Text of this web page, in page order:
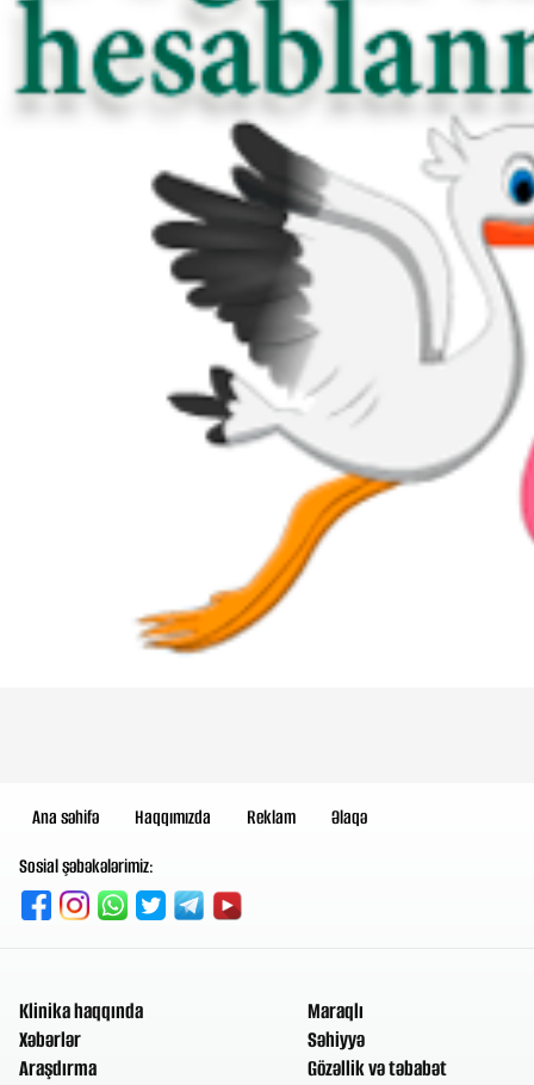
Ana səhifə Haqqımızda Reklam
Əlaqə
Sosial şəbəkələrimiz:
Klinika haqqında
Xəbərlər
Araşdırma
Maraqlı
Səhiyyə
Gözəllik və təbabət